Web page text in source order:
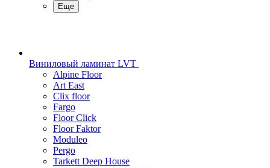
Еще
Виниловый ламинат LVT
Alpine Floor
Art East
Clix floor
Fargo
Floor Click
Floor Faktor
Moduleo
Pergo
Tarkett Deep House